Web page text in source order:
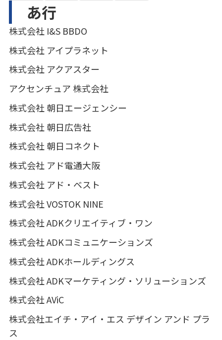
あ行
株式会社 I&S BBDO
株式会社 アイプラネット
株式会社 アクアスター
アクセンチュア 株式会社
株式会社 朝日エージェンシー
株式会社 朝日広告社
株式会社 朝日コネクト
株式会社 アド電通大阪
株式会社 アド・ベスト
株式会社 VOSTOK NINE
株式会社 ADKクリエイティブ・ワン
株式会社 ADKコミュニケーションズ
株式会社 ADKホールディングス
株式会社 ADKマーケティング・ソリューションズ
株式会社 AViC
株式会社エイチ・アイ・エス デザイン アンド プラ
ス